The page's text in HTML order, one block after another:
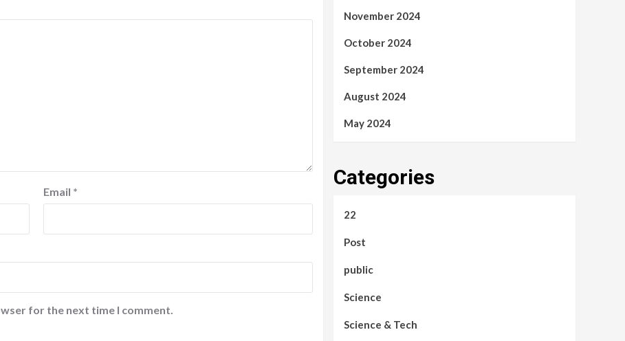
Email *
for the next time I comment.
November 2024
October 2024
September 2024
August 2024
May 2024
Categories
22
Post
public
Science
Science & Tech